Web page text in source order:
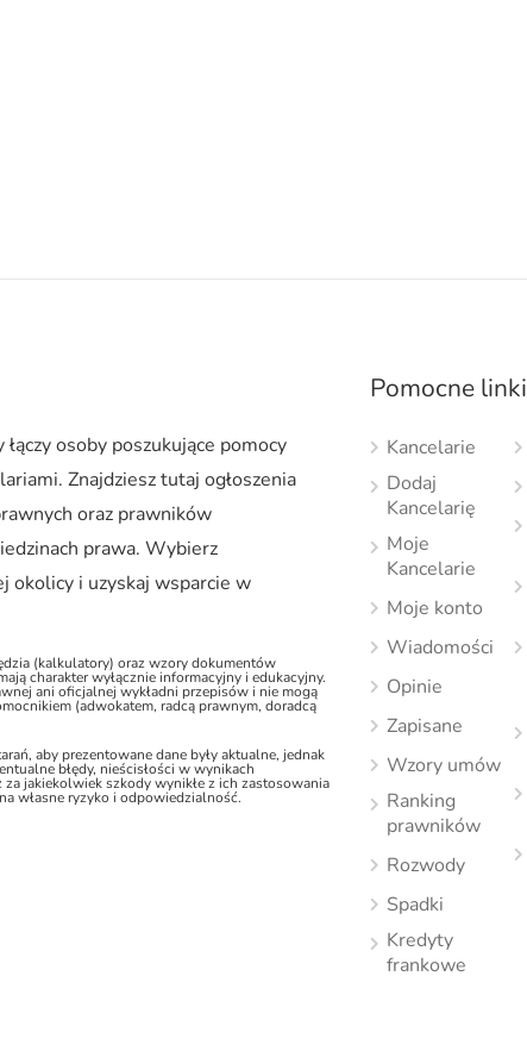
osoby poszukujące pomocy
Znajdziesz tutaj ogłoszenia
oraz prawników
prawa. Wybierz
okolicy i uzyskaj wsparcie w
(kalkulatory) oraz wzory dokumentów
charakter wyłącznie informacyjny i edukacyjny.
ani oficjalnej wykładni przepisów i nie mogą
(adwokatem, radcą prawnym, doradcą
aby prezentowane dane były aktualne, jednak
błędy, nieścisłości w wynikach
jakiekolwiek szkody wynikłe z ich zastosowania
własne ryzyko i odpowiedzialność.
Pomocne linki
Kancelarie
Dodaj
Kancelarię
Moje
Kancelarie
Moje konto
Wiadomości
Opinie
Zapisane
Wzory umów
Ranking
prawników
Rozwody
Spadki
Kredyty
frankowe